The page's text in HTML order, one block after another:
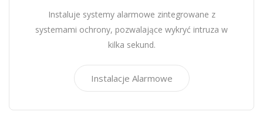
Instaluje systemy alarmowe zintegrowane z
systemami ochrony, pozwalające wykryć intruza w
kilka sekund.
Instalacje Alarmowe